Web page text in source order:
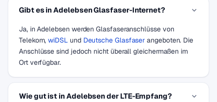
Gibt es in Adelebsen Glasfaser-Internet?
Ja, in Adelebsen werden Glasfaseranschlüsse von
Telekom,wiDSLund Deutsche Glasfaser angeboten. Die
Anschlüsse sind jedoch nicht überall gleichermaßen im
Ort verfügbar.
Wie gut ist in Adelebsen der LTE-Empfang?